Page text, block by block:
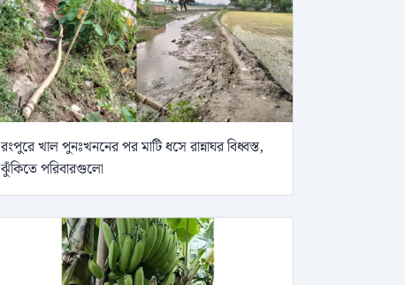
রংপুরে খাল পুনঃখননের পর মাটি ধসে রান্নাঘর বিধ্বস্ত,
ঝুঁকিতে পরিবারগুলো